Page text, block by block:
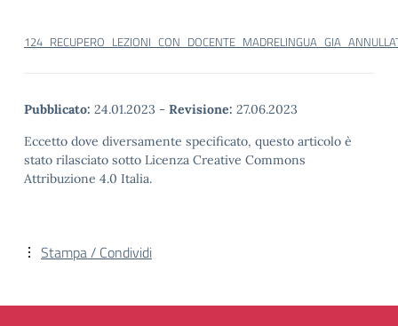
Pubblicato: 24.01.2023 - Revisione: 27.06.2023
Eccetto dove diversamente specificato, questo articolo è
stato rilasciato sotto Licenza Creative Commons
Attribuzione 4.0 Italia.
Stampa / Condividi